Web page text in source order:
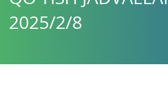
2025/2/8